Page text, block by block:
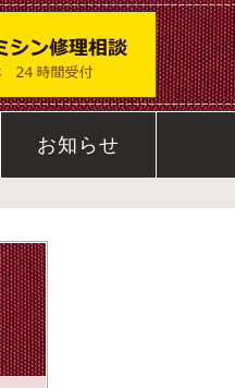
お知らせ